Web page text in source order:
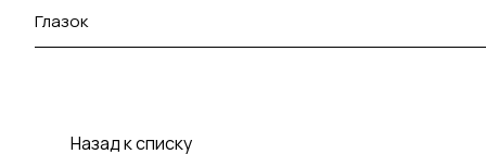
Глазок
Назад к списку